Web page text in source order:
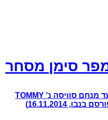
סימן מסחר
ע.א. 7629/12, ע"א 8848/12 אלעד מנחם סוויסה נ' TOMMY